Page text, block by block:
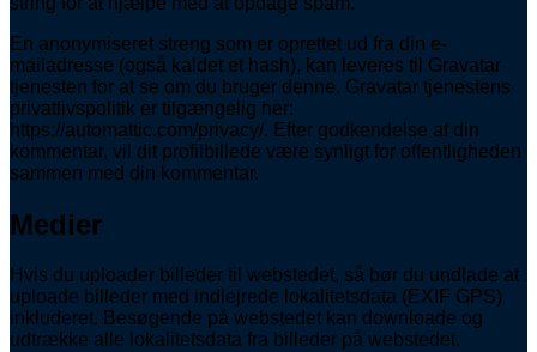
En anonymiseret streng som er oprettet ud fra din e-
mailadresse (også kaldet et hash), kan leveres til Gravatar
tjenesten for at se om du bruger denne. Gravatar tjenestens
privatlivspolitik er tilgængelig her:
https://automattic.com/privacy/. Efter godkendelse af din
kommentar, vil dit profilbillede være synligt for offentligheden
sammen med din kommentar.
Medier
Hvis du uploader billeder til webstedet, så bør du undlade at
uploade billeder med indlejrede lokalitetsdata (EXIF GPS)
inkluderet. Besøgende på webstedet kan downloade og
udtrække alle lokalitetsdata fra billeder på webstedet.